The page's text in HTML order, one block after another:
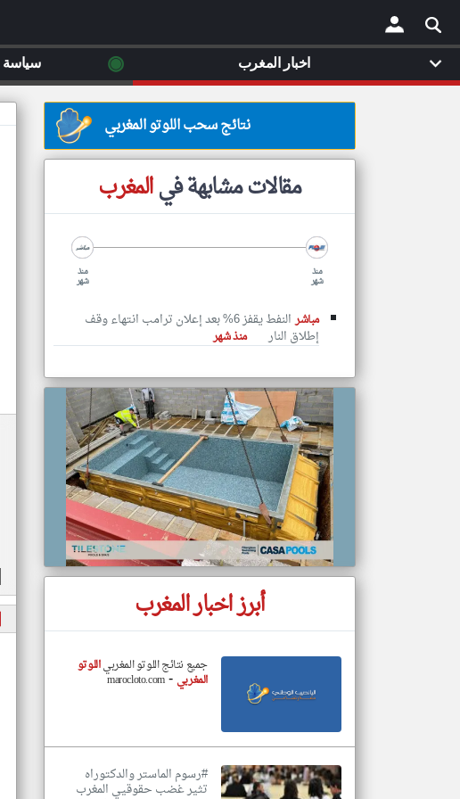
× نتائج سحب اللوتو المغربي
مقالات مشابهة فيالمغرب
منذ
شهر
منذ
شهر
مباشر النفط يقفز 6% بعد إعلان ترامب انتهاء وقف
إطلاق النار منذ شهر
أبرز اخبار المغرب
جميع نتائج اللوتو المغربياللوتو
المغربي -
marocloto.com
#رسوم الماستر والدكتوراه
تثير غضب حقوقيي المغرب
اخبار المغرب ◉ سياسة